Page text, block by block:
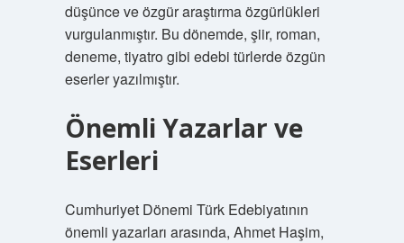
düşünce ve özgür araştırma özgürlükleri
vurgulanmıştır. Bu dönemde, şiir, roman,
deneme, tiyatro gibi edebi türlerde özgün
eserler yazılmıştır.
Önemli Yazarlar ve
Eserleri
Cumhuriyet Dönemi Türk Edebiyatının
önemli yazarları arasında, Ahmet Haşim,